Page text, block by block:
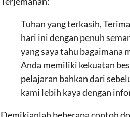
Tuhan yang terkasih,
hari ini dengan penuh
yang saya tahu bagaimana
Anda memiliki kekuatan
pelajaran bahkan dari
kami lebih kaya dengan